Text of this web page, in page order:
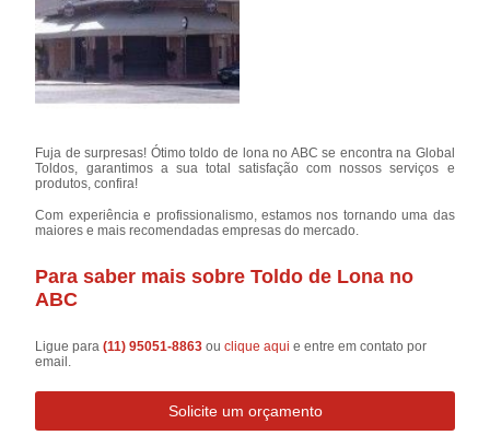
Fuja de surpresas! Ótimo toldo de lona no ABC se encontra na Global
Toldos, garantimos a sua total satisfação com nossos serviços e
produtos, confira!
Com experiência e profissionalismo, estamos nos tornando uma das
maiores e mais recomendadas empresas do mercado.
Para saber mais sobre Toldo de Lona no
ABC
Ligue para(11) 95051-8863ouclique aqui e entre em contato por
email.
Solicite um orçamento